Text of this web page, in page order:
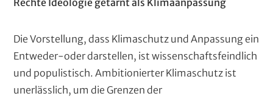
x
t
Rechte Ideologie getarnt als Klimaanpassung
Die Vorstellung, dass Klimaschutz und Anpassung ein
Entweder-oder darstellen, ist wissenschaftsfeindlich
und populistisch. Ambitionierter Klimaschutz ist
unerlässlich, um die Grenzen der